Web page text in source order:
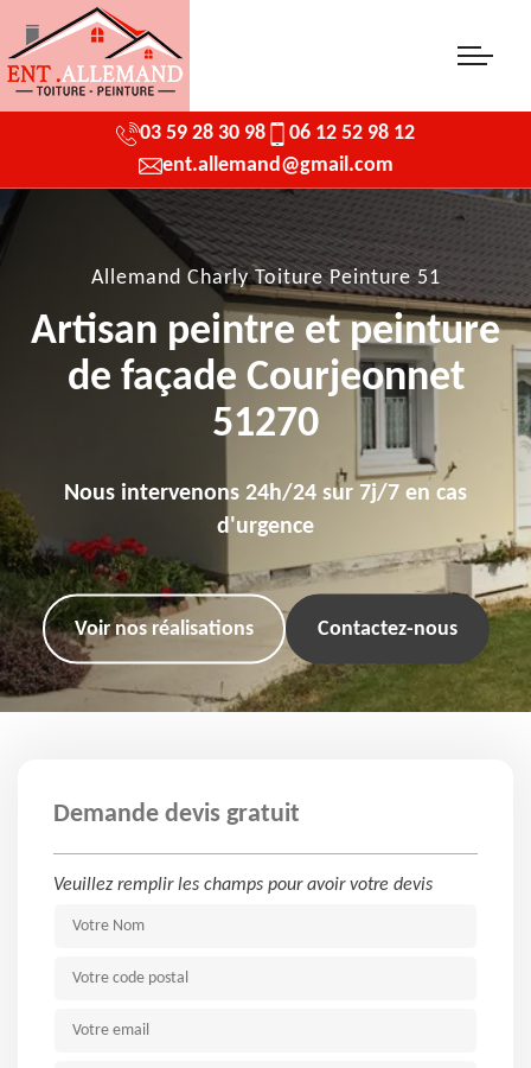
03 59 28 30 98
06 12 52 98 12
ent.allemand@gmail.com
Allemand Charly Toiture Peinture 51
Artisan peintre et peinture
de façade Courjeonnet
51270
Nous intervenons 24h/24 sur 7j/7 en cas
d'urgence
Voir nos réalisations Contactez-nous
Demande devis gratuit
Veuillez remplir les champs pour avoir votre devis